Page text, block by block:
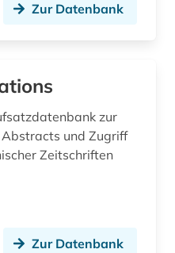
elektrotechnik und elektronik (1)
elges gelenklager und gelenkköpfe (1)
Zur Datenbank
zur
und Zugriff
Zeitschriften
Zur Datenbank